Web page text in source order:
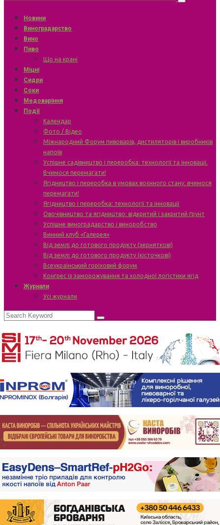
Новини
Виноградарство
Вино
Пиво
Що на крані
Міцні
Сидри
Соки
Медоваріння
Події
Календар
Фото / Відео
Міжнародний Форум пивоварів, дистиляторів і виробників
напоїв
Успішне садівництво і переробка: технології та інновації.
Вчимося перемагати!
Ягідництво і переробка в умовах воєнного стану: вчимося
перемагати!
Ягідництво і переробка: технології та інновації
Овочівництво та ягідництво: відкритий і закритий ґрунт
Успішне виноградарство і виноробство
Винний клуб «Галерея»
Від землі до готового продукту (зерняткові)
Від землі до готового продукту (кісточкові)
Всеукраїнський горіховий форум
Конгрес із заморожування та холодної логістики ягід
Журнали
Усі журнали